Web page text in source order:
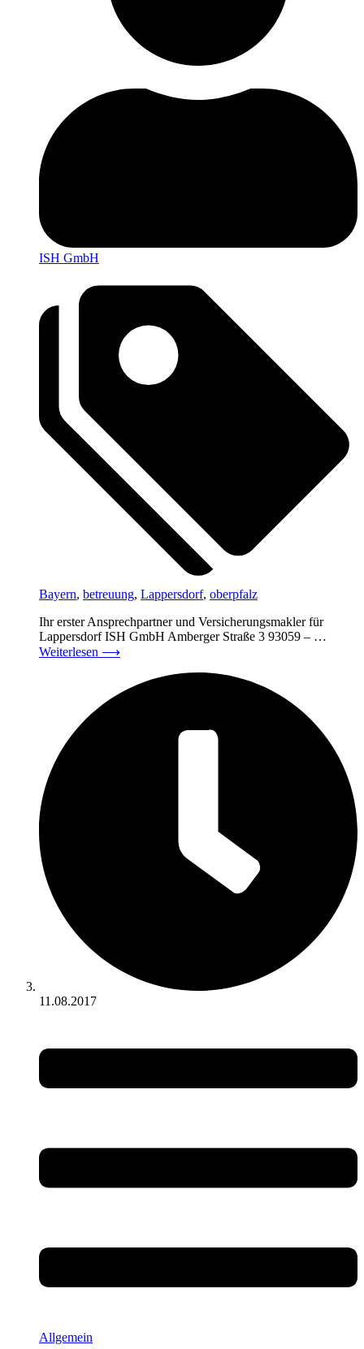
ISH GmbH
Bayern, betreuung, Lappersdorf, oberpfalz
Ihr erster Ansprechpartner und Versicherungsmakler für
Lappersdorf ISH GmbH Amberger Straße 3 93059 – …
Weiterlesen ⟶
11.08.2017
Allgemein